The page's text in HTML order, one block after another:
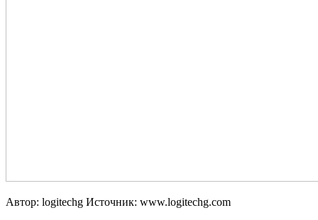
Автор: logitechg Источник: www.logitechg.com